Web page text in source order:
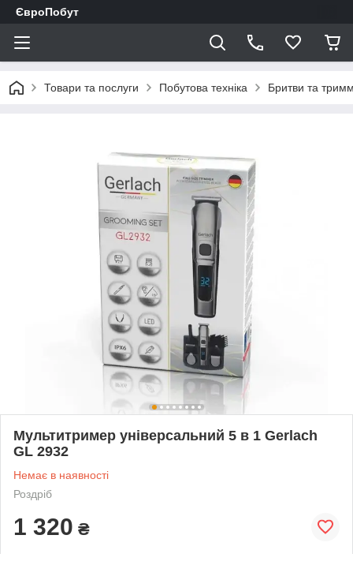
ЄвроПобут
Товари та послуги Побутова техніка Бритви та
Мультитример універсальний 5 в 1 Gerlach
GL 2932
Немає в наявності
Роздріб
1 320 ₴